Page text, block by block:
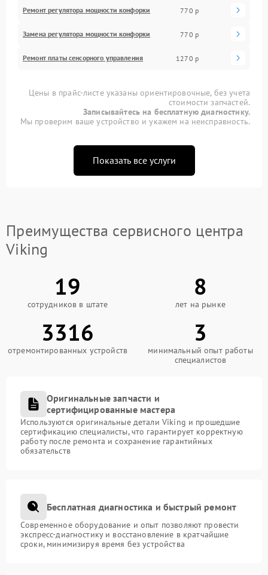
Ремонт регулятора мощности конфорки 770 р
Замена регулятора мощности конфорки 770 р
Ремонт платы сенсорного управления 1270 р
Цены в прайс-листе указаны ориентировочные, без учета
стоимости запчастей.
Записывайтесь на бесплатную диагностику.
Мы проверим ваше устройство и укажем на неисправность.
Показать все услуги
Преимущества сервисного центра
Viking
19
сотрудников в штате
8
лет на рынке
3316
отремонтированных устройств
3
минимальный опыт работы
специалистов
Оригинальные запчасти и
сертифицированные мастера
Используются оригинальные детали Viking и прошедшие
сертификацию специалисты, что гарантирует корректную
работу после ремонта и сохранение гарантийных
обязательств
Бесплатная диагностика и быстрый ремонт
Современное оборудование и опыт позволяют провести
экспресс-диагностику и восстановление в кратчайшие
сроки, минимизируя время без устройства